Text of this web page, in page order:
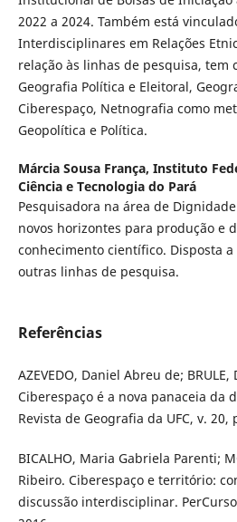
2022 a 2024. Também está
Interdisciplinares em Relações
relação às linhas de pesquisa, tem
Geografia Política e Eleitoral,
Ciberespaço, Netnografia como
Geopolítica e Política.
Márcia Sousa França, Instituto
Ciência e Tecnologia do Pará
Pesquisadora na área de
novos horizontes para produção e
conhecimento científico. Disposta
outras linhas de pesquisa.
Referências
AZEVEDO, Daniel Abreu de;
Ciberespaço é a nova panaceia da
Revista de Geografia da UFC, v. 20,
BICALHO, Maria Gabriela Parenti;
Ribeiro. Ciberespaço e território:
discussão interdisciplinar.